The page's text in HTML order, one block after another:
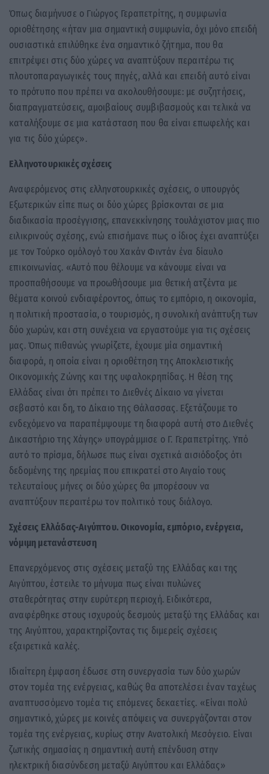
Όπως διαμήνυσε ο Γιώργος Γεραπετρίτης, η συμφωνία
οριοθέτησης «ήταν μια σημαντική συμφωνία, όχι μόνο επειδή
ουσιαστικά επιλύθηκε ένα σημαντικό ζήτημα, που θα
επιτρέψει στις δύο χώρες να αναπτύξουν περαιτέρω τις
πλουτοπαραγωγικές τους πηγές, αλλά και επειδή αυτό είναι
το πρότυπο που πρέπει να ακολουθήσουμε: με συζητήσεις,
διαπραγματεύσεις, αμοιβαίους συμβιβασμούς και τελικά να
καταλήξουμε σε μια κατάσταση που θα είναι επωφελής και
για τις δύο χώρες».
Ελληνοτουρκικές σχέσεις
Αναφερόμενος στις ελληνοτουρκικές σχέσεις, ο υπουργός
Εξωτερικών είπε πως οι δύο χώρες βρίσκονται σε μια
διαδικασία προσέγγισης, επανεκκίνησης τουλάχιστον μιας πιο
ειλικρινούς σχέσης, ενώ επισήμανε πως ο ίδιος έχει αναπτύξει
με τον Τούρκο ομόλογό του Χακάν Φιντάν ένα δίαυλο
επικοινωνίας. «Αυτό που θέλουμε να κάνουμε είναι να
προσπαθήσουμε να προωθήσουμε μια θετική ατζέντα με
θέματα κοινού ενδιαφέροντος, όπως το εμπόριο, η οικονομία,
η πολιτική προστασία, ο τουρισμός, η συνολική ανάπτυξη των
δύο χωρών, και στη συνέχεια να εργαστούμε για τις σχέσεις
μας. Όπως πιθανώς γνωρίζετε, έχουμε μία σημαντική
διαφορά, η οποία είναι η οριοθέτηση της Αποκλειστικής
Οικονομικής Ζώνης και της υφαλοκρηπίδας. Η θέση της
Ελλάδας είναι ότι πρέπει το Διεθνές Δίκαιο να γίνεται
σεβαστό και δη, το Δίκαιο της Θάλασσας. Εξετάζουμε το
ενδεχόμενο να παραπέμψουμε τη διαφορά αυτή στο Διεθνές
Δικαστήριο της Χάγης» υπογράμμισε ο Γ. Γεραπετρίτης. Υπό
αυτό το πρίσμα, δήλωσε πως είναι σχετικά αισιόδοξος ότι
δεδομένης της ηρεμίας που επικρατεί στο Αιγαίο τους
τελευταίους μήνες οι δύο χώρες θα μπορέσουν να
αναπτύξουν περαιτέρω τον πολιτικό τους διάλογο.
Σχέσεις Ελλάδας-Αιγύπτου. Οικονομία, εμπόριο, ενέργεια,
νόμιμη μετανάστευση
Επανερχόμενος στις σχέσεις μεταξύ της Ελλάδας και της
Αιγύπτου, έστειλε το μήνυμα πως είναι πυλώνες
σταθερότητας στην ευρύτερη περιοχή. Ειδικότερα,
αναφέρθηκε στους ισχυρούς δεσμούς μεταξύ της Ελλάδας και
της Αιγύπτου, χαρακτηρίζοντας τις διμερείς σχέσεις
εξαιρετικά καλές.
Ιδιαίτερη έμφαση έδωσε στη συνεργασία των δύο χωρών
στον τομέα της ενέργειας, καθώς θα αποτελέσει έναν ταχέως
αναπτυσσόμενο τομέα τις επόμενες δεκαετίες. «Είναι πολύ
σημαντικό, χώρες με κοινές απόψεις να συνεργάζονται στον
τομέα της ενέργειας, κυρίως στην Ανατολική Μεσόγειο. Είναι
ζωτικής σημασίας η σημαντική αυτή επένδυση στην
ηλεκτρική διασύνδεση μεταξύ Αιγύπτου και Ελλάδας»